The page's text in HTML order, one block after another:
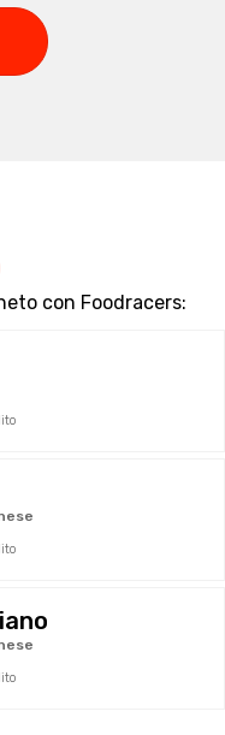
con Foodracers: